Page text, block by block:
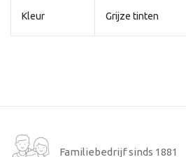
Kleur Grijze tinten
Familiebedrijf sinds 1881